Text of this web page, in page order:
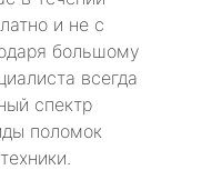
и не с
большому
всегда
спектр
поломок